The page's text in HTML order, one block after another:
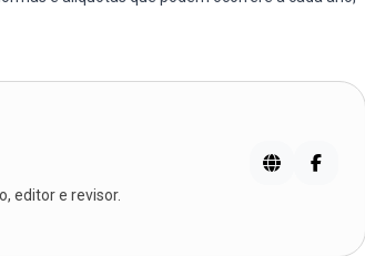
editor e revisor.